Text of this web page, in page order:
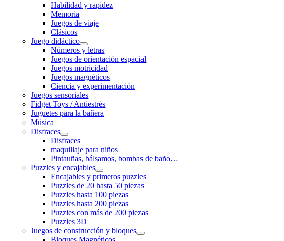
Habilidad y rapidez
Memoria
Juegos de viaje
Clásicos
Juego didáctico
Números y letras
Juegos de orientación espacial
Juegos motricidad
Juegos magnéticos
Ciencia y experimentación
Juegos sensoriales
Fidget Toys / Antiestrés
Juguetes para la bañera
Música
Disfraces
Disfraces
maquillaje para niños
Pintauñas, bálsamos, bombas de baño…
Puzzles y encajables
Encajables y primeros puzzles
Puzzles de 20 hasta 50 piezas
Puzzles hasta 100 piezas
Puzzles hasta 200 piezas
Puzzles con más de 200 piezas
Puzzles 3D
Juegos de construcción y bloques